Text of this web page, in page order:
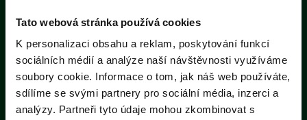
Tato webová stránka používá cookies
K personalizaci obsahu a reklam, poskytování funkcí
sociálních médií a analýze naší návštěvnosti využíváme
soubory cookie. Informace o tom, jak náš web používáte,
sdílíme se svými partnery pro sociální média, inzerci a
analýzy. Partneři tyto údaje mohou zkombinovat s